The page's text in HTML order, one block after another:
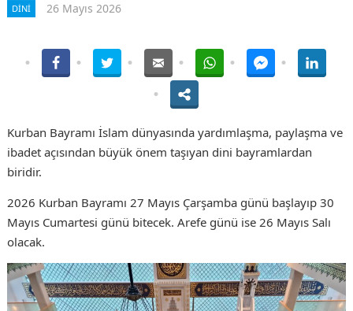
DINI 26 Mayıs 2026
Kurban Bayramı İslam dünyasında yardımlaşma, paylaşma ve
ibadet açısından büyük önem taşıyan dini bayramlardan
biridir.
2026 Kurban Bayramı 27 Mayıs Çarşamba günü başlayıp 30
Mayıs Cumartesi günü bitecek. Arefe günü ise 26 Mayıs Salı
olacak.